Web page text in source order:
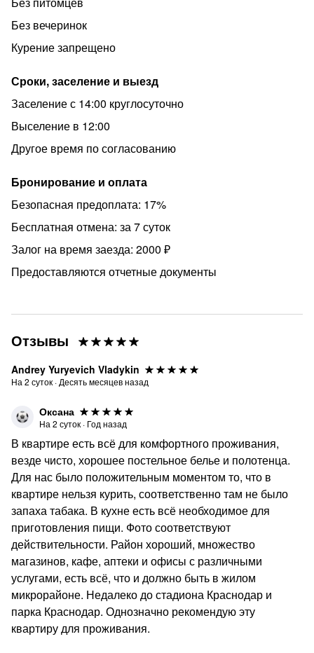
— ЗАЕЗД с 14:00, ВЫЕЗД до 12:00. Заселение и Выезд
проходит дистанционно, всю необходимую
информацию по заселению и выезду вы получаете
после бронирования
— Залог 2000 руб., возвращается после проверки
квартиры.
— Обязательное предоставление фото паспорта РФ.
— Проживание с животными не допускается.
торжеств и любых других праздников, а также громкого
прослушивания музыки и другого шума.
Без вечеринок
Курение запрещено
Сроки, заселение и выезд
Заселение с 14:00 круглосуточно
Выселение в 12:00
Другое время по согласованию
Бронирование и оплата
Безопасная предоплата: 17%
Бесплатная отмена: за 7 суток
Залог на время заезда: 2000 ₽
Предоставляются отчетные документы
Отзывы
Andrey Yuryevich Vladykin
На 2 суток · Десять месяцев назад
Оксана
На 2 суток · Год назад
В квартире есть всё для комфортного проживания,
везде чисто, хорошее постельное белье и полотенца.
Для нас было положительным моментом то, что в
квартире нельзя курить, соответственно там не было
запаха табака. В кухне есть всё необходимое для
приготовления пищи. Фото соответствуют
действительности. Район хороший, множество
магазинов, кафе, аптеки и офисы с различными
услугами, есть всё, что и должно быть в жилом
микрорайоне. Недалеко до стадиона Краснодар и
парка Краснодар. Однозначно рекомендую эту
квартиру для проживания.